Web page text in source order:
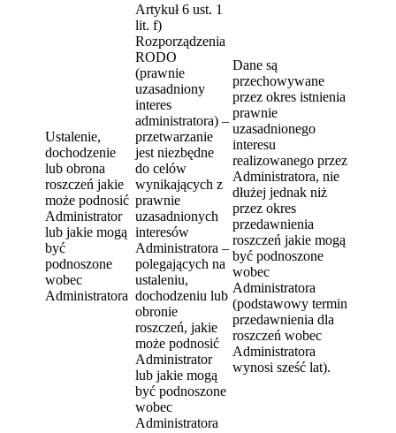
Ustalenie,
dochodzenie
lub obrona
roszczeń jakie
może podnosić
Administrator
lub jakie mogą
być
podnoszone
wobec
Administratora
Artykuł 6 ust. 1
lit. f)
Rozporządzenia
RODO
(prawnie
uzasadniony
interes
administratora) –
przetwarzanie
jest niezbędne
do celów
wynikających z
prawnie
uzasadnionych
interesów
Administratora –
polegających na
ustaleniu,
dochodzeniu lub
obronie
roszczeń, jakie
może podnosić
Administrator
lub jakie mogą
być podnoszone
wobec
Administratora
Dane są
przechowywane
przez okres istnienia
prawnie
uzasadnionego
interesu
realizowanego przez
Administratora, nie
dłużej jednak niż
przez okres
przedawnienia
roszczeń jakie mogą
być podnoszone
wobec
Administratora
(podstawowy termin
przedawnienia dla
roszczeń wobec
Administratora
wynosi sześć lat).